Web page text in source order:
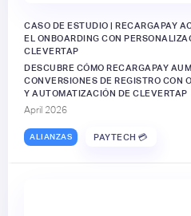
CASO DE ESTUDIO | RECARGAPAY
EL ONBOARDING CON
CLEVERTAP
DESCUBRE CÓMO RECARGAPAY
CONVERSIONES DE REGISTRO CON
Y AUTOMATIZACIÓN DE CLEVERTAP
April 2026
ALIANZAS PAYTECH 💳